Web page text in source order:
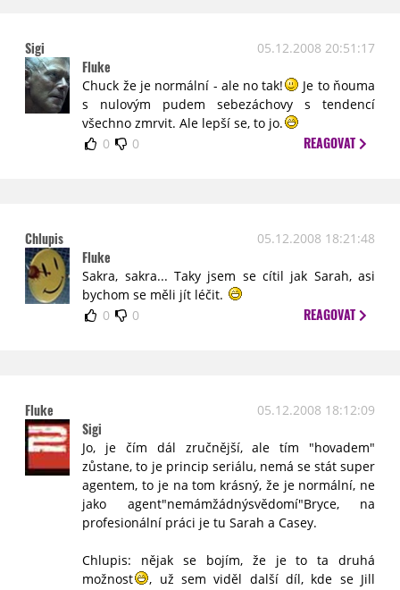
Sigi 05.12.2008 20:51:17
Fluke
Chuck že je normální - ale no tak!
Je to ňouma
s nulovým pudem sebezáchovy s tendencí
všechno zmrvit. Ale lepší se, to jo.
0
0 REAGOVAT
Chlupis 05.12.2008 18:21:48
Fluke
Sakra, sakra... Taky jsem se cítil jak Sarah, asi
bychom se měli jít léčit.
0
0 REAGOVAT
Fluke 05.12.2008 18:12:09
Sigi
Jo, je čím dál zručnější, ale tím "hovadem"
zůstane, to je princip seriálu, nemá se stát super
agentem, to je na tom krásný, že je normální, ne
jako agent"nemámžádnýsvědomí"Bryce, na
profesionální práci je tu Sarah a Casey.
Chlupis: nějak se bojím, že je to ta druhá
možnost
, už sem viděl další díl, kde se Jill